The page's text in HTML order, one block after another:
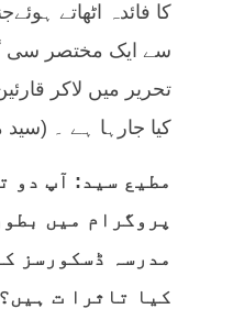
کا فائدہ اٹھاتے
سے ایک مختصر
تحریر میں لاکر
کیا جارہا ہے ۔
مطیع سید: آپ دو
پروگرام میں
مدرسہ ڈسکورسز
کیا تاثرا ت ہیں؟